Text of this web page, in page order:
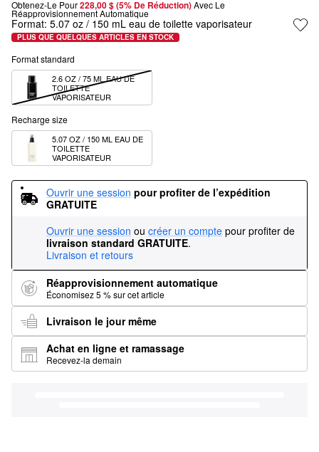
Obtenez-Le Pour228,00 $ (5% De Réduction) Avec Le
Réapprovisionnement Automatique
Format: 5.07 oz / 150 mL eau de toilette vaporisateur
PLUS QUE QUELQUES ARTICLES EN STOCK
Format standard
2.6 OZ / 75 ML EAU DE
TOILETTE
VAPORISATEUR
Recharge size
5.07 OZ / 150 ML EAU DE
TOILETTE
VAPORISATEUR
Ouvrir une session pour profiter de l’expédition
GRATUITE
Ouvrir une session ou créer un compte pour profiter de
livraison standard GRATUITE.
Livraison et retours
Réapprovisionnement automatique
Économisez 5 % sur cet article
Livraison le jour même
Achat en ligne et ramassage
Recevez-la demain